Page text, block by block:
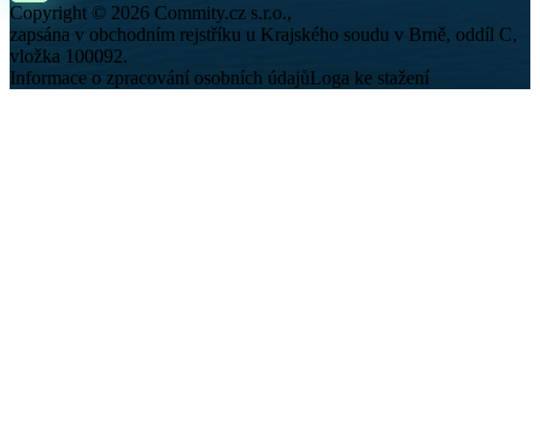
Copyright © 2026 Commity.cz s.r.o.,
zapsána v obchodním rejstříku u Krajského soudu v Brně, oddíl C,
vložka 100092.
Informace o zpracování osobních údajůLoga ke stažení